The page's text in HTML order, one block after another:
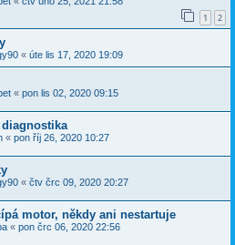
1 2
« úte lis 17, 2020 19:09
« pon lis 02, 2020 09:15
« pon říj 26, 2020 10:27
« čtv črc 09, 2020 20:27
motor, někdy ani nestartuje
« pon črc 06, 2020 22:56